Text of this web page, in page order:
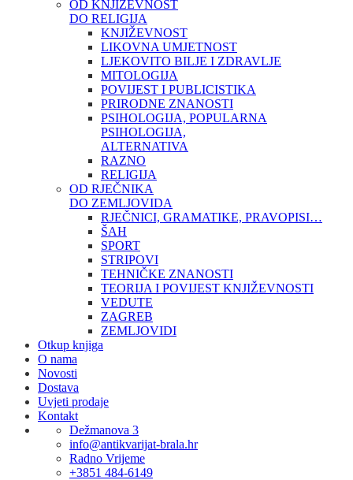
OD KNJIŽEVNOST
DO RELIGIJA
KNJIŽEVNOST
LIKOVNA UMJETNOST
LJEKOVITO BILJE I ZDRAVLJE
MITOLOGIJA
POVIJEST I PUBLICISTIKA
PRIRODNE ZNANOSTI
PSIHOLOGIJA, POPULARNA
PSIHOLOGIJA,
ALTERNATIVA
RAZNO
RELIGIJA
OD RJEČNIKA
DO ZEMLJOVIDA
RJEČNICI, GRAMATIKE, PRAVOPISI…
ŠAH
SPORT
STRIPOVI
TEHNIČKE ZNANOSTI
TEORIJA I POVIJEST KNJIŽEVNOSTI
VEDUTE
ZAGREB
ZEMLJOVIDI
Otkup knjiga
O nama
Novosti
Dostava
Uvjeti prodaje
Kontakt
Dežmanova 3
info@antikvarijat-brala.hr
Radno Vrijeme
+3851 484-6149